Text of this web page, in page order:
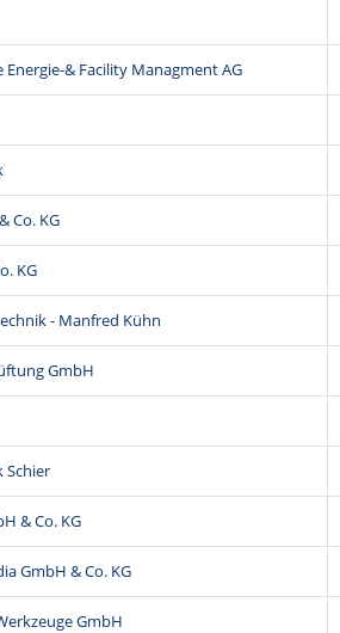
Energie-& Facility Managment AG
Co. KG
KG
- Manfred Kühn
GmbH
Schier
& Co. KG
GmbH & Co. KG
GmbH